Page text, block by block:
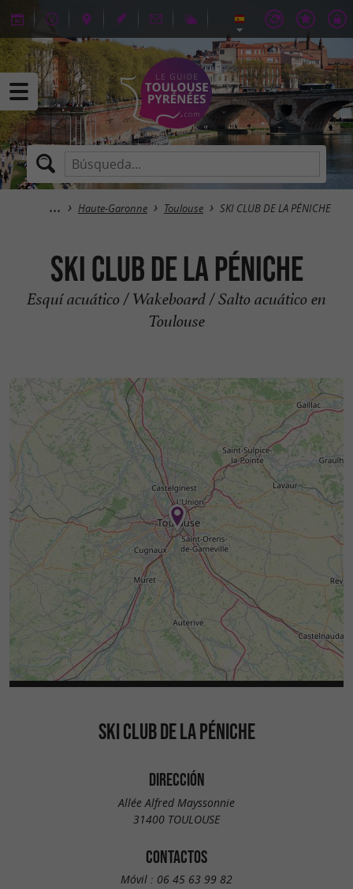
Haute-Garonne Toulouse SKI CLUB DE LA PÉNICHE
SKI CLUB DE LA PÉNICHE
Esquí acuático / Wakeboard / Salto acuático en
Toulouse
SKI CLUB DE LA PÉNICHE
DIRECCIÓN
Allée Alfred Mayssonnie
31400 TOULOUSE
CONTACTOS
Móvil : 06 45 63 99 82